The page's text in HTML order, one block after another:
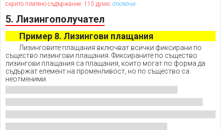
скрито платено съдържание: 115 думи; отключи
5. Лизингополучател
Пример 8. Лизингови плащания
Лизинговите плащания включват всички фиксирани по
същество лизингови плащания. Фиксираните по същество
лизингови плащания са плащания, които могат по форма да
съдържат елемент на променливост, но по същество са
неотменими.